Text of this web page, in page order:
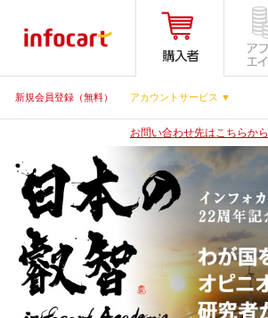
新規会員登録（無料） アカウントサービス ▼
お問い合わせ先はこちらから